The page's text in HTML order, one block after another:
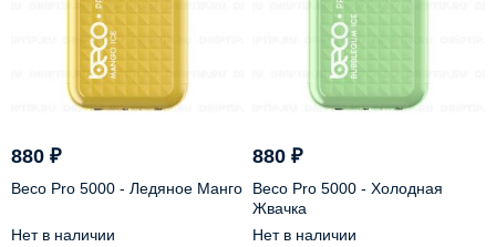
880 ₽
Beco Pro 5000 - Ледяное Манго
Нет в наличии
880₽
Beco Pro 5000 - Холодная
Жвачка
Нет в наличии